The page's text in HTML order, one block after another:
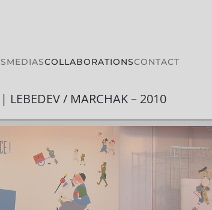
MEDIASCOLLABORATIONSCONTACT
LEBEDEV / MARCHAK – 2010